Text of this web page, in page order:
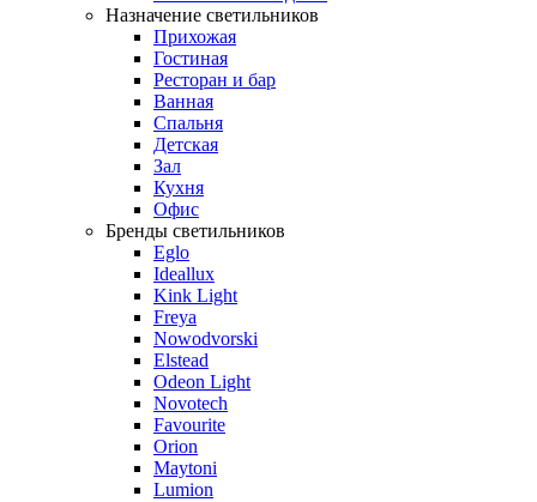
Назначение светильников
Прихожая
Гостиная
Ресторан и бар
Ванная
Спальня
Детская
Зал
Кухня
Офис
Бренды светильников
Eglo
Ideallux
Kink Light
Freya
Nowodvorski
Elstead
Odeon Light
Novotech
Favourite
Orion
Maytoni
Lumion